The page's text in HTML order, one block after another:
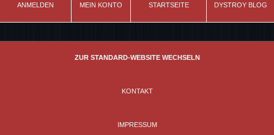
off-white
ANMELDEN MEIN KONTO STARTSEITE DYSTROY BLOG
ZUR STANDARD-WEBSITE WECHSELN
KONTAKT
IMPRESSUM